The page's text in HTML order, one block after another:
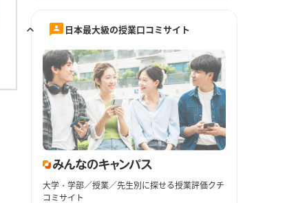
日本最大級の授業口コミサイト
大学・学部／授業／先生別に探せる授業評価クチ
コミサイト